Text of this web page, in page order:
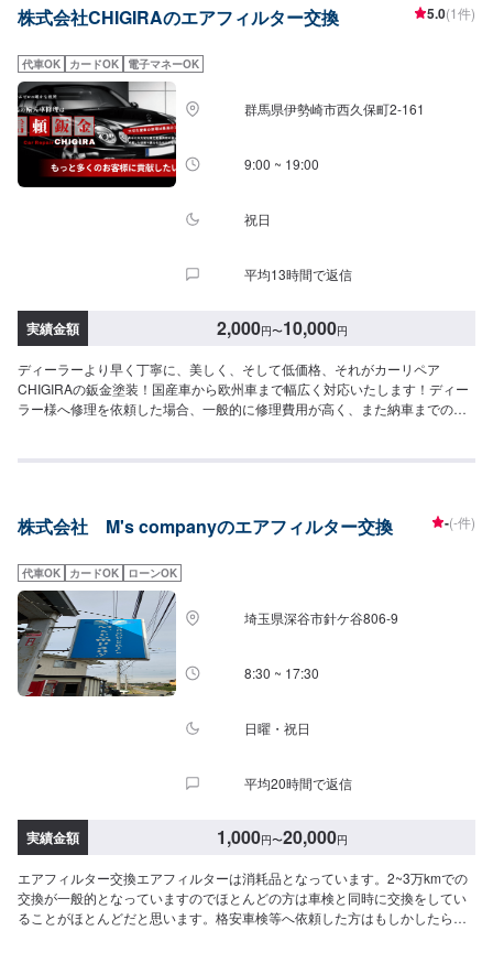
す。(要相談)納期は前後する場合がございます。予めご了承ください。-----代
い。※代車の燃料代はお客様にご負担いただいております。-----ご来店時の注
意、受付方法-----入庫の際はお気をつけてお越しください。駐車スペースは事
務所前の空いているスペースに駐車してください。受付はスタッフへ「メン
テモで予約しました」とお伝えください。ご案内いたします。【定休日・営
業時間】定休日：日曜日、祝日営業時間：8:30~1７:00
株式会社CHIGIRAのエアフィルター交換 5.0(1件)
代車OK カードOK 電子マネーOK
群馬県伊勢崎市西久保町2-161
9:00 ~ 19:00
祝日
平均13時間で返信
実績金額 2,000円〜10,000円
ディーラーより早く丁寧に、美しく、そして低価格、それがカーリペア
CHIGIRAの鈑金塗装！国産車から欧州車まで幅広く対応いたします！ディー
ラー様へ修理を依頼した場合、一般的に修理費用が高く、また納車までの時
理を部品交換で対応してしまうから。私たちなら自社工場で即施工し、でき
い！--------------------------------------------------【1】オファーにてお問い合わせ
次第納車□納期について□通常1〜2日程度で納車いたします。車種や状態によ
り納期が前後する場合がございます。予め、ご了承ください。□代車について
□作業中は無料の代車をご利用ください。※燃料代は、お客様負担となってお
ります。予め、ご了承ください。□パーツ持ち込みについて□パーツの持ち込
み可能です。オファーの際に持ち込みパーツの詳細をご入力ください。【定
休日・営業時間】定休日：祝日営業時間：9:00~19:00
株式会社 M's companyのエアフィルター交換 -(-件)
代車OK カードOK ローンOK
埼玉県深谷市針ケ谷806‐9
8:30 ~ 17:30
日曜・祝日
平均20時間で返信
実績金額 1,000円〜20,000円
エアフィルター交換エアフィルターは消耗品となっています。2~3万kmでの
交換が一般的となっていますのでほとんどの方は車検と同時に交換をしてい
ることがほとんどだと思います。格安車検等へ依頼した方はもしかしたら交